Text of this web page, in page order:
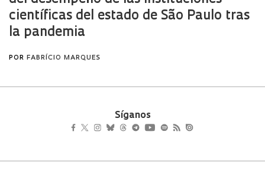
Síganos